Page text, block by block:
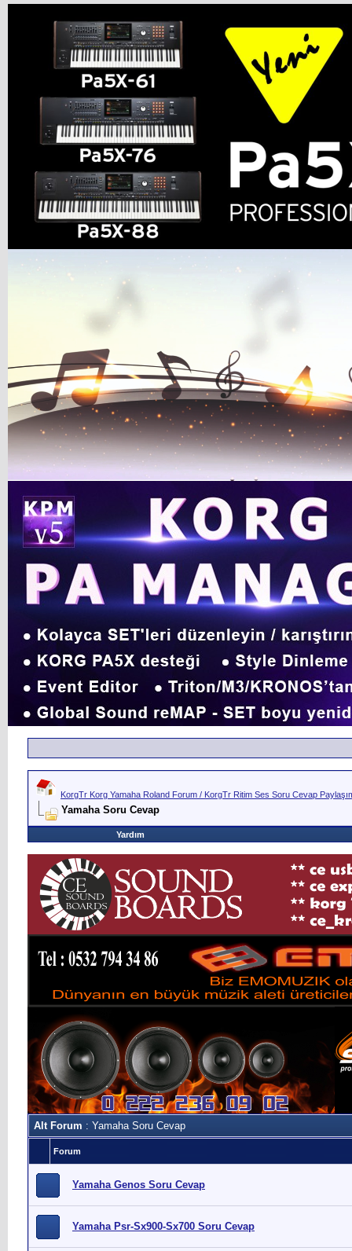
KorgTr Korg Yamaha Roland Forum / KorgTr Ritim Ses Soru Cevap
Yamaha Soru Cevap
Yardım
Alt Forum : Yamaha Soru Cevap
Forum
Yamaha Genos Soru Cevap
Yamaha Psr-Sx900-Sx700 Soru Cevap